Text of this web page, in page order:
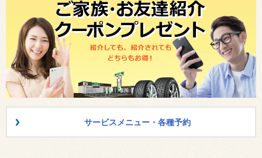
サービスメニュー・各種予約